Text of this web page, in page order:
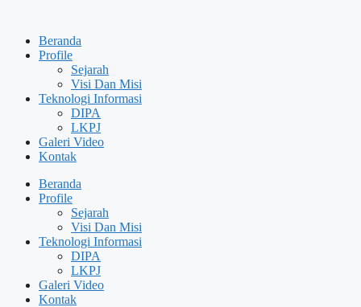
contentBeranda
Profile
Sejarah
Visi Dan Misi
Teknologi Informasi
DIPA
LKPJ
Galeri Video
Kontak
Beranda
Profile
Sejarah
Visi Dan Misi
Teknologi Informasi
DIPA
LKPJ
Galeri Video
Kontak